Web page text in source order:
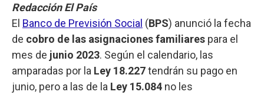
Redacción El País
El Banco de Previsión Social (BPS) anunció la fecha
de cobro de las asignaciones familiares para el
mes de junio 2023. Según el calendario, las
amparadas por la Ley 18.227tendrán su pago en
junio, pero a las de la Ley 15.084 no les